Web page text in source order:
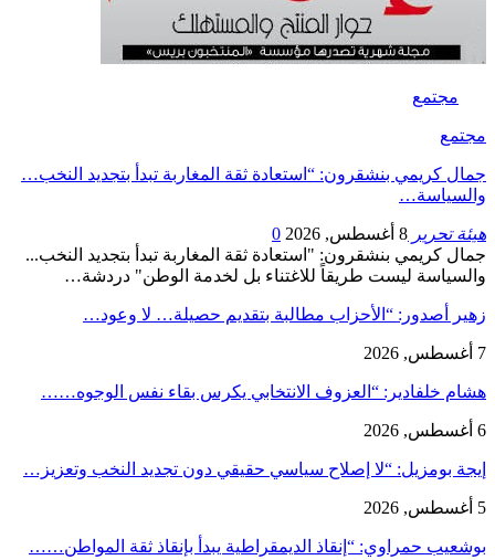
مجتمع
مجتمع
جمال كريمي بنشقرون: “استعادة ثقة المغاربة تبدأ بتجديد النخب…
والسياسة…
هيئة تحرير 8 أغسطس, 2026
0
جمال كريمي بنشقرون: "استعادة ثقة المغاربة تبدأ بتجديد النخب...
والسياسة ليست طريقاً للاغتناء بل لخدمة الوطن" دردشة…
زهير أصدور: “الأحزاب مطالبة بتقديم حصيلة… لا وعود…
7 أغسطس, 2026
هشام خلفادير: “العزوف الانتخابي يكرس بقاء نفس الوجوه……
6 أغسطس, 2026
إيجة بومزيل: “لا إصلاح سياسي حقيقي دون تجديد النخب وتعزيز…
5 أغسطس, 2026
بوشعيب حمراوي: “إنقاذ الديمقراطية يبدأ بإنقاذ ثقة المواطن……